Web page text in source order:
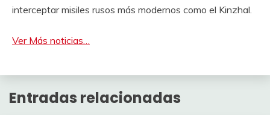
interceptar misiles rusos más modernos como el Kinzhal.
Ver Más noticias…
Entradas relacionadas